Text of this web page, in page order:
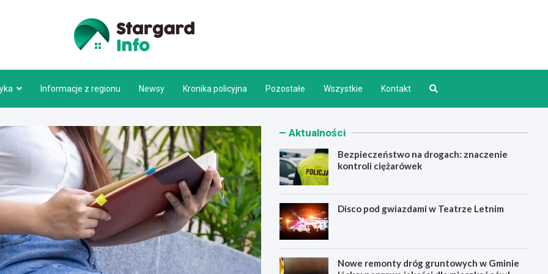
Informacje z regionu Newsy Kronika policyjna Pozostałe Wszystkie Kontakt
Aktualności
Bezpieczeństwo na drogach: znaczenie
kontroli ciężarówek
Disco pod gwiazdami w Teatrze Letnim
Nowe remonty dróg gruntowych w Gminie